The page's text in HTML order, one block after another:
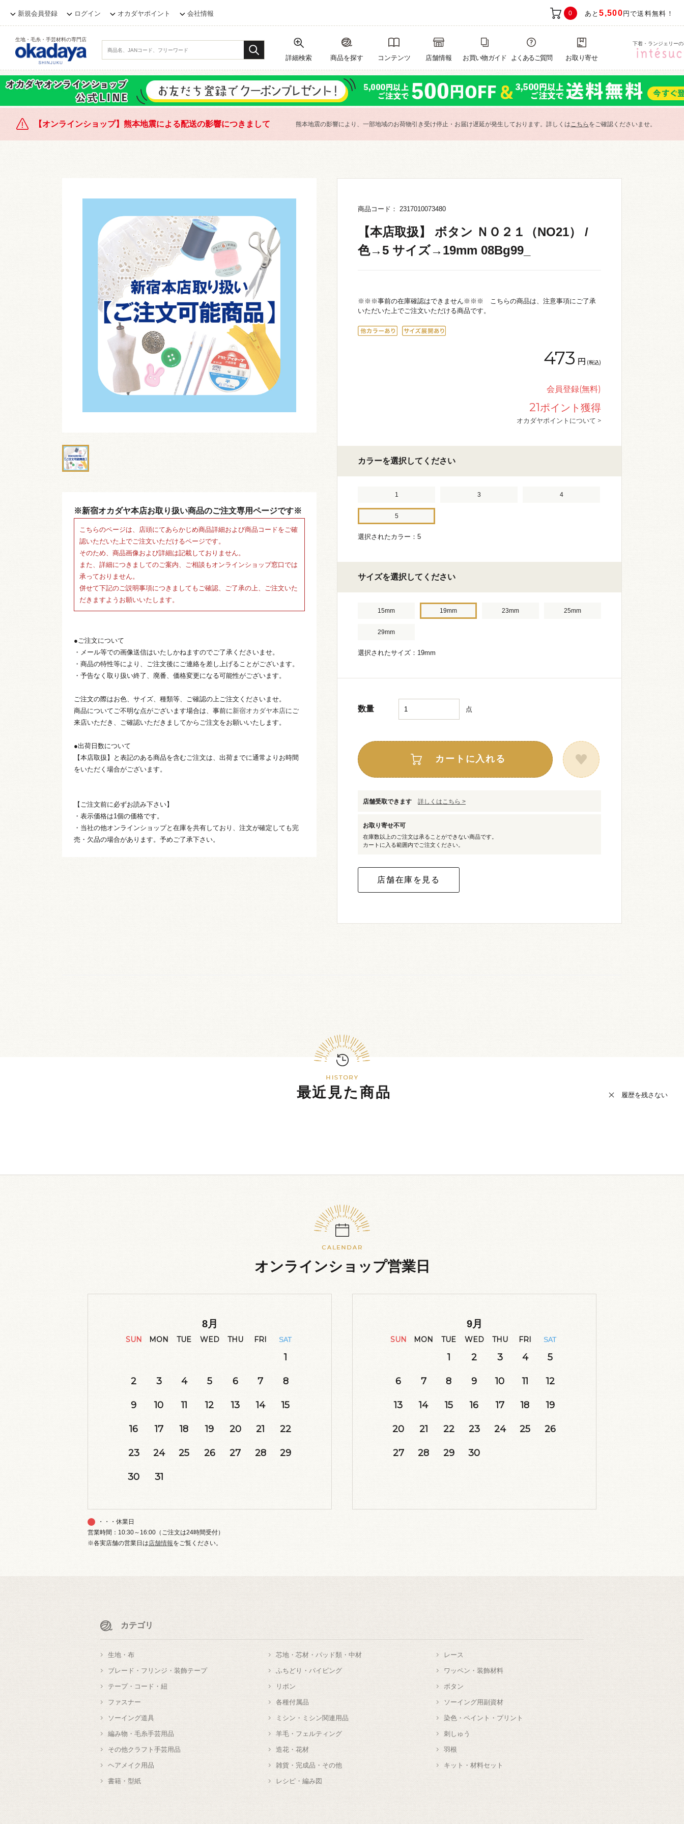
新規会員登録 ログイン オカダヤポイント 会社情報 0 あと5,500 円で送料無料！
生地・毛糸・手芸材料の専門店
詳細検索 商品を探す コンテンツ 店舗情報 お買い物ガイド よくあるご質問 お取り寄せ
下着・ランジェリー
【オンラインショップ】熊本地震による配送の影響につきまして 熊本地震の影響により、一部地域のお荷物引き受け停止・お届け遅延が発生しております。詳しくはこちら をご確認くださいませ。
※新宿オカダヤ本店お取り扱い商品のご注文専用ページです※
こちらのページは、店頭にてあらかじめ商品詳細および商品コードをご確
認いただいた上でご注文いただけるページです。
そのため、商品画像および詳細は記載しておりません。
また、詳細につきましてのご案内、ご相談もオンラインショップ窓口では
承っておりません。
併せて下記のご説明事項につきましてもご確認、ご了承の上、ご注文いた
だきますようお願いいたします。
●ご注文について
・メール等での画像送信はいたしかねますのでご了承くださいませ。
・商品の特性等により、ご注文後にご連絡を差し上げることがございます。
・予告なく取り扱い終了、廃番、価格変更になる可能性がございます。
ご注文の際はお色、サイズ、種類等、ご確認の上ご注文くださいませ。
商品についてご不明な点がございます場合は、事前に 新宿オカダヤ本店にご
来店いただき、ご確認いただきましてからご注文をお願いいたします。
●出荷日数について
【本店取扱】と表記のある商品を含むご注文は、出荷までに通常よりお時間
をいただく場合がございます。
【ご注文前に必ずお読み下さい】
・表示価格は1個の価格です。
・当社の他オンラインショップと在庫を共有しており、注文が確定しても完
売・欠品の場合があります。予めご了承下さい。
商品コード： 2317010073480
【本店取扱】 ボタン ＮＯ２１（NO21） /
色→5 サイズ→19mm 08Bg99_
※※※事前の在庫確認はできません※※※ こちらの商品は、注意事項にご了承
いただいた上でご注文いただける商品です。
473 円 (税込)
会員登録(無料)
21ポイント獲得
オカダヤポイントについて >
カラーを選択してください
1 3 4
5
選択されたカラー：5
サイズを選択してください
15mm 19mm 23mm 25mm
29mm
選択されたサイズ：19mm
数量 点
カートに入れる
店舗受取できます 詳しくはこちら >
お取り寄せ不可
在庫数以上のご注文は承ることができない商品です。
カートに入る範囲内でご注文ください。
最近見た商品 履歴を残さない
オンラインショップ営業日
8月
SUN MON TUE WED THU FRI SAT
1
2 3 4 5 6 7 8
9 10 11 12 13 14 15
16 17 18 19 20 21 22
23 24 25 26 27 28 29
30 31
9月
SUN MON TUE WED THU FRI SAT
1 2 3 4 5
6 7 8 9 10 11 12
13 14 15 16 17 18 19
20 21 22 23 24 25 26
27 28 29 30
・・・休業日
営業時間：10:30～16:00（ご注文は24時間受付）
※各実店舗の営業日は店舗情報をご覧ください。
カテゴリ
生地・布 芯地・芯材・パッド類・中材 レース
ブレード・フリンジ・装飾テープ ふちどり・パイピング ワッペン・装飾材料
テープ・コード・紐 リボン ボタン
ファスナー 各種付属品 ソーイング用副資材
ソーイング道具 ミシン・ミシン関連用品 染色・ペイント・プリント
編み物・毛糸手芸用品 羊毛・フェルティング 刺しゅう
その他クラフト手芸用品 造花・花材 羽根
ヘアメイク用品 雑貨・完成品・その他 キット・材料セット
書籍・型紙 レシピ・編み図